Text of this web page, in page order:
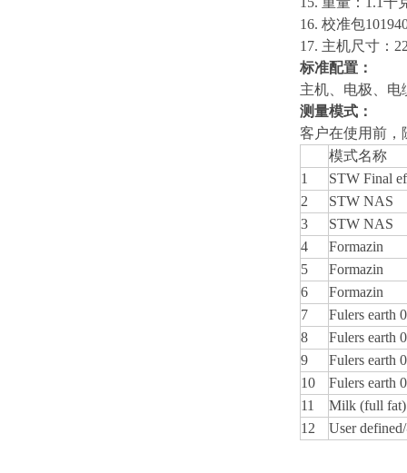
16. 校准包
17. 主机尺寸：
标准配置：
主机、电极、电
测量模式：
客户在使用前，
模式名称
1
STW Final
2
STW NAS
3
STW NAS
4
Formazin
5
Formazin
6
Formazin
7
Fulers earth
8
Fulers earth
9
Fulers earth
10
Fulers earth
11
Milk (full fat)
12
User